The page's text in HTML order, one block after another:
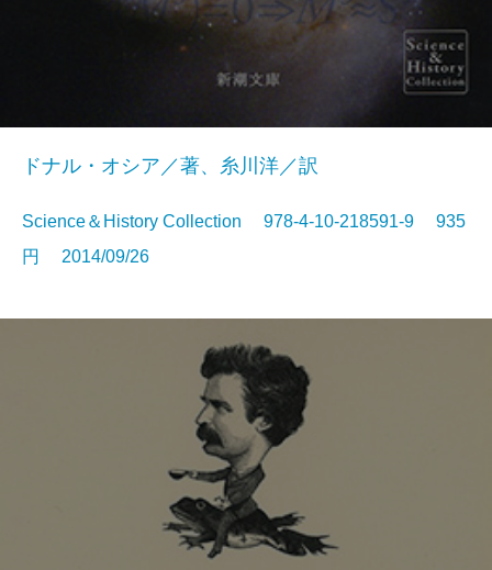
ドナル・オシア／著、糸川洋／訳
Science＆History Collection 978-4-10-218591-9 935
円 2014/09/26